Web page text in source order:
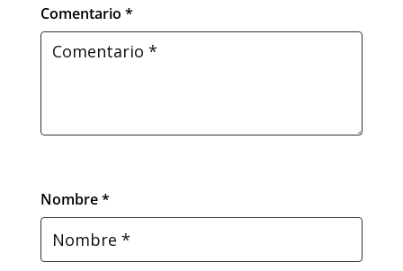
Comentario *
Nombre *